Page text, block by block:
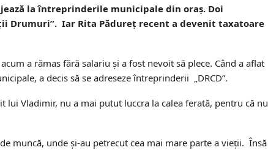
la întreprinderile municipale din oraș. Doi
Drumuri”. Iar Rita Pădureț recent a devenit taxatoare
a rămas fără salariu și a fost nevoit să plece. Când a aflat
a decis să se adreseze întreprinderii „DRCD”.
lui Vladimir, nu a mai putut luccra la calea ferată, pentru că nu
muncă, unde și-au petrecut cea mai mare parte a vieții. Însă